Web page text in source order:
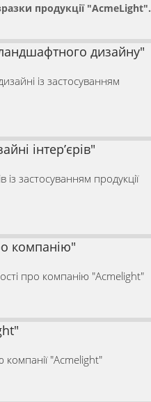
продукції "AcmeLight".
дизайну"
із застосуванням
інтер’єрів"
із застосуванням продукції
компанію"
про компанію "Acmelight"
компанії "Acmelight"